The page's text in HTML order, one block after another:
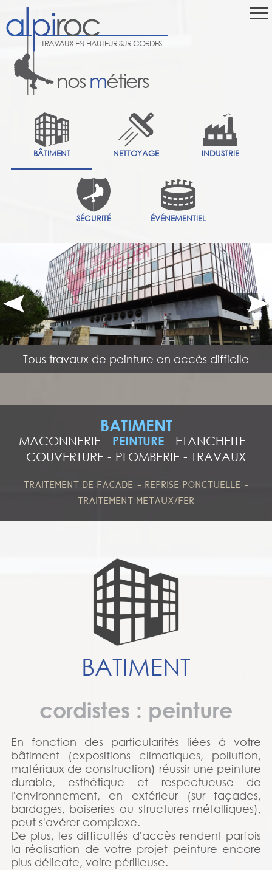
TRAVAUX EN HAUTEUR SUR CORDES
nos métiers
BÂTIMENT NETTOYAGE INDUSTRIE
SÉCURITÉ ÉVÉNEMENTIEL
Tous travaux de peinture en accès difficile
BATIMENT
MACONNERIE - PEINTURE- ETANCHEITE -
COUVERTURE - PLOMBERIE - TRAVAUX
TRAITEMENT DE FACADE - REPRISE PONCTUELLE -
TRAITEMENT METAUX/FER
BATIMENT
cordistes : peinture
En fonction des particularités liées à votre
bâtiment (expositions climatiques, pollution,
matériaux de construction) réussir une peinture
durable, esthétique et respectueuse de
l'environnement, en extérieur (sur façades,
bardages, boiseries ou structures métalliques),
peut s'avérer complexe.
De plus, les difficultés d'accès rendent parfois
la réalisation de votre projet peinture encore
plus délicate, voire périlleuse.